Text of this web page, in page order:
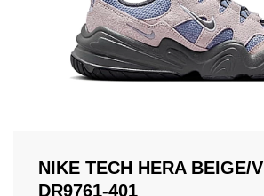
NIKE TECH HERA BEIGE/
DR9761-401